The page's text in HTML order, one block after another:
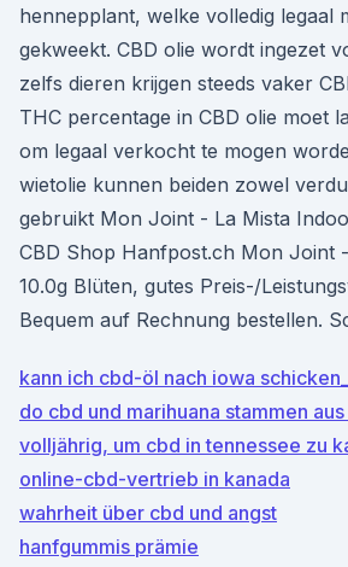
hennepplant, welke volledig legaal
gekweekt. CBD olie wordt ingezet
zelfs dieren krijgen steeds vaker
THC percentage in CBD olie moet
om legaal verkocht te mogen
wietolie kunnen beiden zowel
gebruikt Mon Joint - La Mista
CBD Shop Hanfpost.ch Mon Joint
10.0g Blüten, gutes Preis-/
Bequem auf Rechnung bestellen.
kann ich cbd-öl nach iowa schicken_
do cbd und marihuana stammen
volljährig, um cbd in tennessee zu
online-cbd-vertrieb in kanada
wahrheit über cbd und angst
hanfgummis prämie